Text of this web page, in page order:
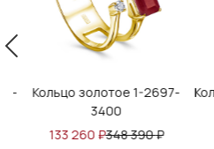
2697-
Кольцо золотое 11-01869-
1000
73 972₽193 390